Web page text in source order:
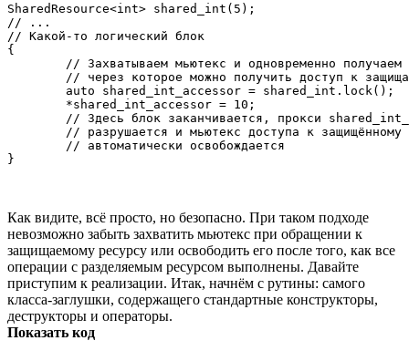
SharedResource<int> shared_int(5);
// ...
// Какой-то логический блок
{
Как видите, всё просто, но безопасно. При таком подходе
невозможно забыть захватить мьютекс при обращении к
защищаемому ресурсу или освободить его после того, как все
операции с разделяемым ресурсом выполнены. Давайте
приступим к реализации. Итак, начнём с рутины: самого
класса-заглушки, содержащего стандартные конструкторы,
деструкторы и операторы.
Показать код